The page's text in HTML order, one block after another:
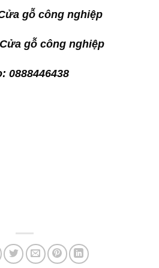
gỗ công nghiệp
Cửa gỗ công nghiệp
0888446438